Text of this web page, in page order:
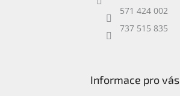
571 424 002
737 515 835
Informace pro vás